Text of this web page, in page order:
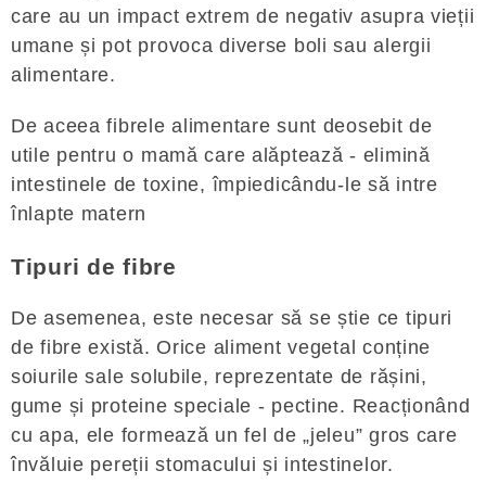
care au un impact extrem de negativ asupra vieții
umane și pot provoca diverse boli sau alergii
alimentare.
De aceea fibrele alimentare sunt deosebit de
utile pentru o mamă care alăptează - elimină
intestinele de toxine, împiedicându-le să intre
înlapte matern
Tipuri de fibre
De asemenea, este necesar să se știe ce tipuri
de fibre există. Orice aliment vegetal conține
soiurile sale solubile, reprezentate de rășini,
gume și proteine ​​speciale - pectine. Reacționând
cu apa, ele formează un fel de „jeleu” gros care
învăluie pereții stomacului și intestinelor.